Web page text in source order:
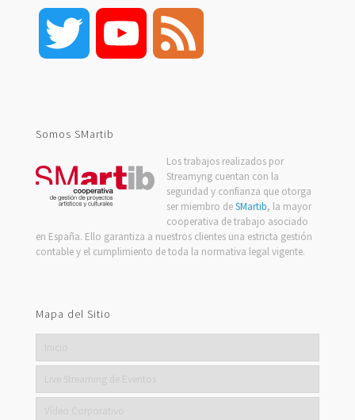
Twitter YouTube
Somos SMartib
Los trabajos realizados por
Streamyng cuentan con la
seguridad y confianza que otorga
ser miembro deSMartib, la mayor
cooperativa de trabajo asociado
en España. Ello garantiza a nuestros clientes una estricta gestión
contable y el cumplimiento de toda la normativa legal vigente.
Mapa del Sitio